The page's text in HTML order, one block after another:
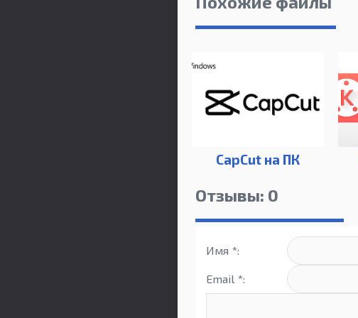
CapCut на ПК
Отзывы: 0
Имя *:
Email *: